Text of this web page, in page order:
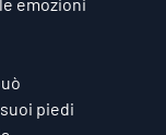
piedi